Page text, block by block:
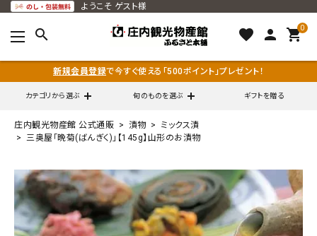
ようこそ ゲスト様
search favorite person 0
shopping_cart
新規会員登録で今すぐ使える「500ポイント」プレゼント！
カテゴリから選ぶ 旬のものを選ぶ ギフトを贈る
search
call 0120-79-5111
schedule 通販営業時間 - 平日9:00～12:00
（※FAXでの注文は随時対応）
庄内観光物産館 公式通販 漬物
ミックス漬
三奥屋「晩菊(ばんぎく)」【145g】山形のお漬物